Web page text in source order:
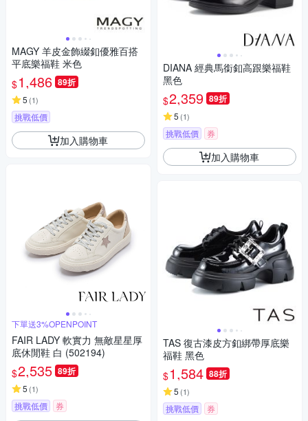
MAGY 羊皮金飾綴釦優雅百搭
平底樂福鞋 米色
$1,486 89折
5 (1)
挑戰低價
加入購物車
下單送3%OPENPOINT
FAIR LADY 軟實力 無敵星星厚
底休閒鞋 白 (502194)
$2,535 89折
5 (1)
挑戰低價 券
DIANA 經典馬銜釦高跟樂福鞋
黑色
$2,359 89折
5 (1)
挑戰低價 券
加入購物車
TAS 復古漆皮方釦綁帶厚底樂
福鞋 黑色
$1,584 88折
5 (1)
挑戰低價 券